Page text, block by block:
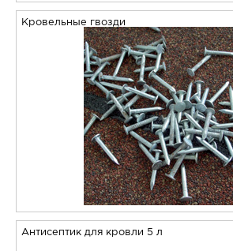
Кровельные гвозди
Антисептик для кровли 5 л